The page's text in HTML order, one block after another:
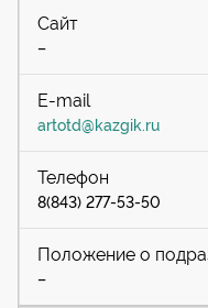
–
artotd@kazgik.ru
8(843) 277-53-50
–